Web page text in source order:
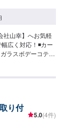
社山幸】へお気軽
広く対応！◾カー
ラスボデーコティ
【2】お見積り
いて-----代車をご
※代車の燃料代はお
付方法-----入庫の
り付
5.0(4件)